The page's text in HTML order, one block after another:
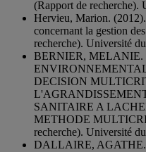
(Rapport de recherche).
Hervieu, Marion.
concernant la gestion
recherche). Université
BERNIER, MELANIE.
DECISION
SANITAIRE A
METHODE
recherche). Université
DALLAIRE,